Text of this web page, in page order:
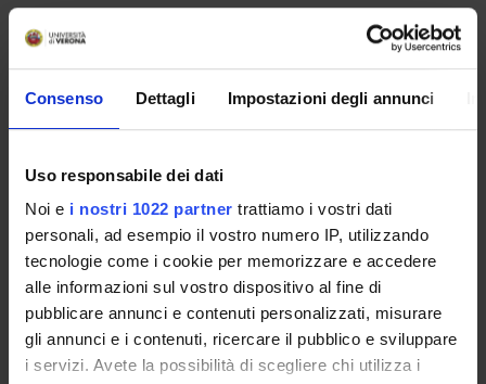
Consenso Dettagli Impostazioni degli annunci
Uso responsabile dei dati
Noi e i nostri 1022 partner trattiamo i vostri dati
personali, ad esempio il vostro numero IP, utilizzando
tecnologie come i cookie per memorizzare e accedere
alle informazioni sul vostro dispositivo al fine di
pubblicare annunci e contenuti personalizzati, misurare
gli annunci e i contenuti, ricercare il pubblico e sviluppare
i servizi. Avete la possibilità di scegliere chi utilizza i
(P. De Paolis), multispectral analysis (G. Marchioro),
palaeography (I. Ferrari, V. Nicolis), and text encoding (S.
Bazzaco).
Manuscript XL is not an easy object. Long understudied
palimpsest severely damaged in the 19th century by
chemical reagents used to reveal its undertext. And what
an undertext: not only Virgil, but also ancient scholia
preserved in a set otherwise unattested. Recently, only
Ludovico Geymonat, in his critical edition of Virgil (1973;
2nd ed. 2008), attempted to read the poetic text, using
tools incomparable to those available today.
How accurate was his collation? What can these damaged